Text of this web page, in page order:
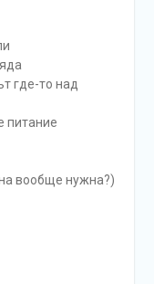
где-то над
питание
вообще нужна?)